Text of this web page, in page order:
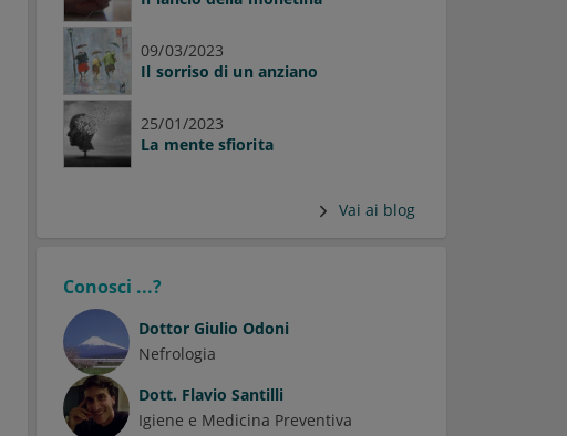
09/03/2023
Il sorriso di un anziano
25/01/2023
La mente sfiorita
Vai ai blog
Conosci ...?
Dottor Giulio Odoni
Nefrologia
Dott. Flavio Santilli
Igiene e Medicina Preventiva